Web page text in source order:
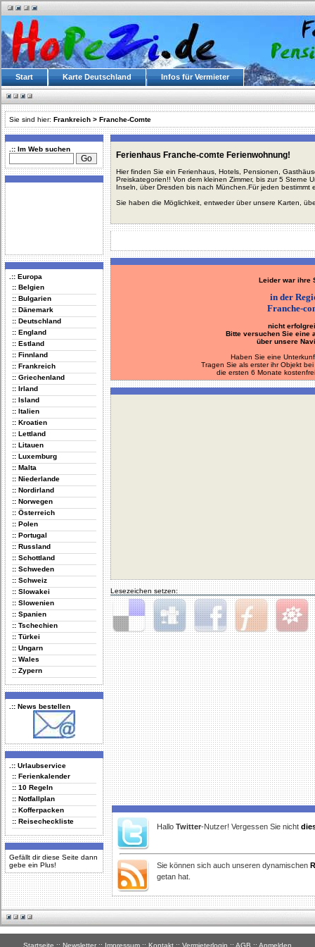
Start Karte Deutschland Infos für Vermieter
Sie sind hier: Frankreich > Franche-Comte
.:: Im Web suchen
.:: Europa
:: Belgien
:: Bulgarien
:: Dänemark
:: Deutschland
:: England
:: Estland
:: Finnland
:: Frankreich
:: Griechenland
:: Irland
:: Island
:: Italien
:: Kroatien
:: Lettland
:: Litauen
:: Luxemburg
:: Malta
:: Niederlande
:: Nordirland
:: Norwegen
:: Österreich
:: Polen
:: Portugal
:: Russland
:: Schottland
:: Schweden
:: Schweiz
:: Slowakei
:: Slowenien
:: Spanien
:: Tschechien
:: Türkei
:: Ungarn
:: Wales
:: Zypern
.:: News bestellen
.:: Urlaubservice
:: Ferienkalender
:: 10 Regeln
:: Notfallplan
:: Kofferpacken
:: Reisecheckliste
Gefällt dir diese Seite dann
gebe ein Plus!
Ferienhaus Franche-comte Ferienwohnung!
Hier finden Sie ein Ferienhaus, Hotels, Pensionen,
Preiskategorien!! Von dem kleinen Zimmer, bis zur 5 Sterne
Inseln, über Dresden bis nach München.Für jeden bestimmt
Sie haben die Möglichkeit, entweder über unsere Karten,
Leider war ihre
in der
Franche-
nicht
Bitte versuchen Sie eine
über unsere
Haben Sie eine
Tragen Sie als erster ihr Objekt
die ersten 6 Monate
Lesezeichen setzen:
Delicious Digg Facebook Furl StudiVZ
Hallo Twitter-Nutzer! Vergessen Sie nicht
Sie können sich auch unseren dynamischen
getan hat.
Startseite :: Newsletter :: Impressum :: Kontakt :: Vermieterlogin :: AGB :: Anmelden